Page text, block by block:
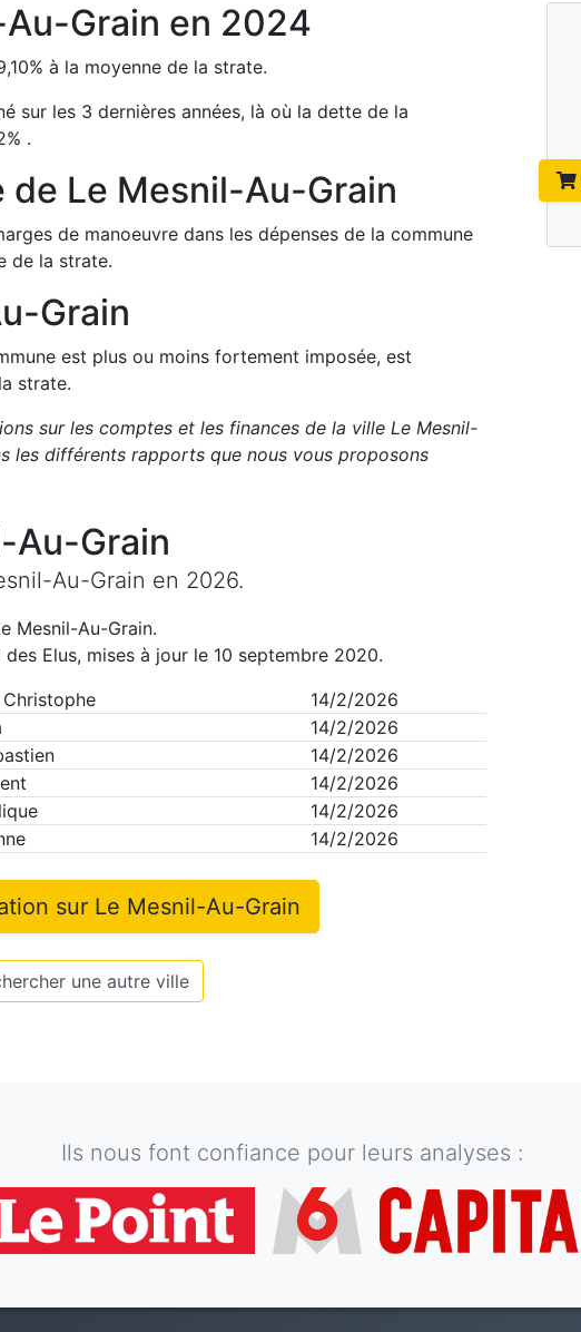
Grain en 2024
% à la moyenne de la strate.
sur les 3 dernières années, là où la dette de la
% .
de Le Mesnil-Au-Grain
de manoeuvre dans les dépenses de la commune
de la strate.
Grain
est plus ou moins fortement imposée, est
strate.
sur les comptes et les finances de la ville Le Mesnil-
les différents rapports que nous vous proposons
Au-Grain
Au-Grain en 2026.
Mesnil-Au-Grain.
Elus, mises à jour le 10 septembre 2020.
14/2/2026
14/2/2026
14/2/2026
14/2/2026
14/2/2026
14/2/2026
sur Le Mesnil-Au-Grain
une autre ville
Ils nous font confiance pour leurs analyses :